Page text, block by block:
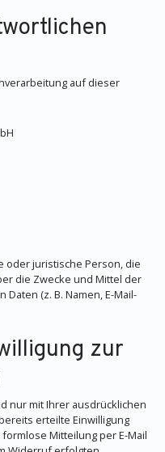
auf dieser
oder juristische Person, die
die Zwecke und Mittel der
(z. B. Namen, E-Mail-
zur
nur mit Ihrer ausdrücklichen
erteilte Einwilligung
Mitteilung per E-Mail